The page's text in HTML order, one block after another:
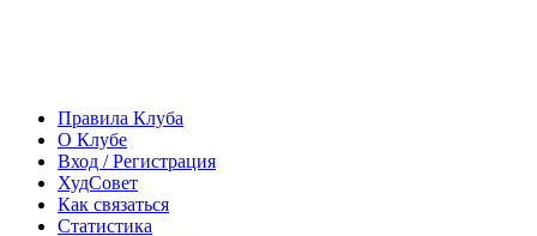
Правила Клуба
О Клубе
Вход / Регистрация
ХудСовет
Как связаться
Статистика